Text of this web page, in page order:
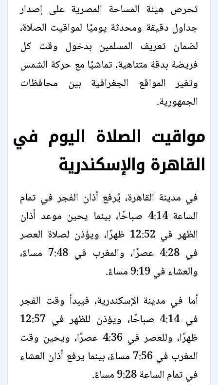
تحرص هيئة المساحة المصرية على إصدار
جداول دقيقة ومحدثة يوميًا لمواقيت الصلاة،
لضمان تعريف المسلمين بدخول وقت كل
فريضة بدقة متناهية، تماشيًا مع حركة الشمس
وتغير المواقع الجغرافية بين محافظات
الجمهورية.
مواقيت الصلاة اليوم في
القاهرة والإسكندرية
في مدينة القاهرة، يُرفع أذان الفجر في تمام
الساعة 4:14 صباحًا، بينما يحين موعد أذان
الظهر في 12:52 ظهرًا، ويؤذن لصلاة العصر
في 4:28 عصرًا، والمغرب في 7:48 مساءً،
والعشاء في 9:19 مساءً.
أما في مدينة الإسكندرية، فيبدأ وقت الفجر
في 4:14 صباحًا، ويؤذن للظهر في 12:57
ظهرًا، وللعصر في 4:36 عصرًا، ويحين وقت
المغرب في 7:56 مساءً، بينما يرفع أذان العشاء
في تمام الساعة 9:28 مساءً.